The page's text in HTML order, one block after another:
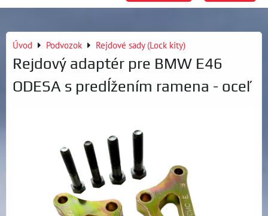
Úvod Podvozok Rejdové sady (Lock kity)
Rejdový adaptér pre BMW E46
ODESA s predĺžením ramena - oceľ